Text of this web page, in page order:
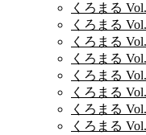
くろまる
くろまる
くろまる
くろまる
くろまる
くろまる
くろまる
くろまる